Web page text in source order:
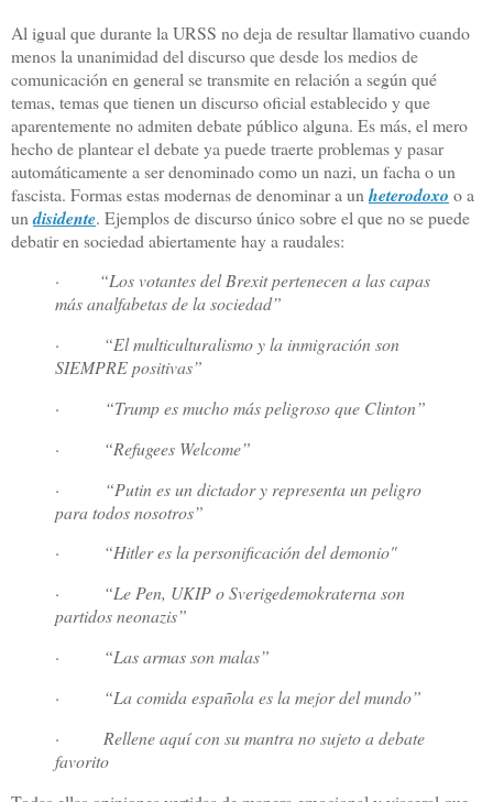
Al igual que durante la URSS no deja de resultar llamativo cuando
menos la unanimidad del discurso que desde los medios de
comunicación en general se transmite en relación a según qué
temas, temas que tienen un discurso oficial establecido y que
aparentemente no admiten debate público alguna. Es más, el mero
hecho de plantear el debate ya puede traerte problemas y pasar
automáticamente a ser denominado como un nazi, un facha o un
fascista. Formas estas modernas de denominar a un heterodoxo o a
undisidente. Ejemplos de discurso único sobre el que no se puede
debatir en sociedad abiertamente hay a raudales:
· “Los votantes del Brexit pertenecen a las capas
más analfabetas de la sociedad”
· “El multiculturalismo y la inmigración son
SIEMPRE positivas”
· “Trump es mucho más peligroso que Clinton”
· “Refugees Welcome”
· “Putin es un dictador y representa un peligro
para todos nosotros”
· “Hitler es la personificación del demonio"
· “Le Pen, UKIP o Sverigedemokraterna son
partidos neonazis”
· “Las armas son malas”
· “La comida española es la mejor del mundo”
· Rellene aquí con su mantra no sujeto a debate
favorito